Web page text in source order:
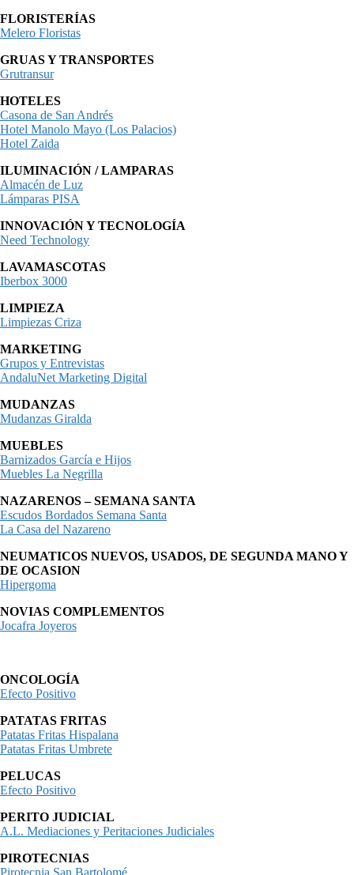
FLORISTERÍAS
Melero Floristas
GRUAS Y TRANSPORTES
Grutransur
HOTELES
Casona de San Andrés
Hotel Manolo Mayo (Los Palacios)
Hotel Zaida
ILUMINACIÓN / LAMPARAS
Almacén de Luz
Lámparas PISA
INNOVACIÓN Y TECNOLOGÍA
Need Technology
LAVAMASCOTAS
Iberbox 3000
LIMPIEZA
Limpiezas Criza
MARKETING
Grupos y Entrevistas
AndaluNet Marketing Digital
MUDANZAS
Mudanzas Giralda
MUEBLES
Barnizados García e Hijos
Muebles La Negrilla
NAZARENOS – SEMANA SANTA
Escudos Bordados Semana Santa
La Casa del Nazareno
NEUMATICOS NUEVOS, USADOS, DE SEGUNDA MANO Y
DE OCASION
Hipergoma
NOVIAS COMPLEMENTOS
Jocafra Joyeros
ONCOLOGÍA
Efecto Positivo
PATATAS FRITAS
Patatas Fritas Hispalana
Patatas Fritas Umbrete
PELUCAS
Efecto Positivo
PERITO JUDICIAL
A.L. Mediaciones y Peritaciones Judiciales
PIROTECNIAS
Pirotecnia San Bartolomé